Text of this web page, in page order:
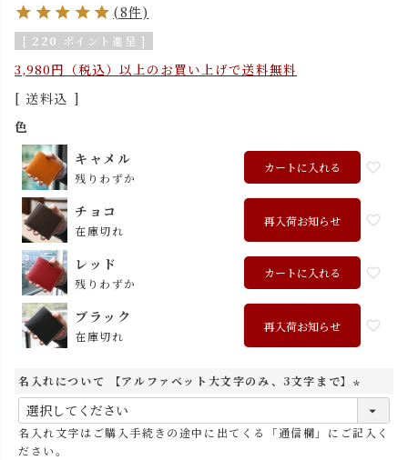
(8件)
[ 220 ポイント進呈 ]
3,980円（税込）以上のお買い上げで送料無料
送料込
色
キャメル
残りわずか
カートに入れる
チョコ
在庫切れ
再入荷お知らせ
レッド
残りわずか
カートに入れる
ブラック
在庫切れ
再入荷お知らせ
名入れについて 【アルファベット大文字のみ、3文字まで】
必
須
名入れ文字はご購入手続きの途中に出てくる「通信欄」にご記入く
ださい。